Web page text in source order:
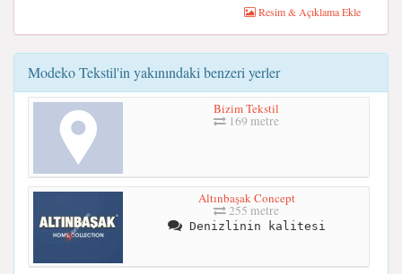
Resim & Açıklama Ekle
Modeko Tekstil'in yakınındaki benzeri yerler
Bizim Tekstil
169 metre
Altınbaşak Concept
255 metre
Denizlinin kalitesi